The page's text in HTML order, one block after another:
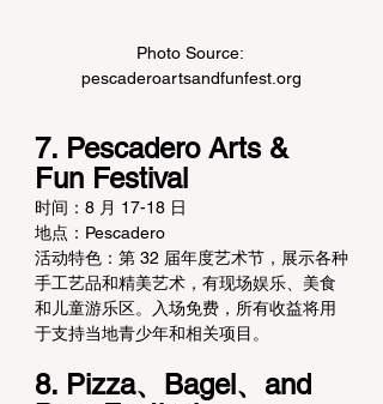
Photo Source:
pescaderoartsandfunfest.org
7. Pescadero Arts &
Fun Festival
时间：8 月 17-18 日
地点：Pescadero
活动特色：第 32 届年度艺术节，展示各种
手工艺品和精美艺术，有现场娱乐、美食
和儿童游乐区。入场免费，所有收益将用
于支持当地青少年和相关项目。
8. Pizza、Bagel、and